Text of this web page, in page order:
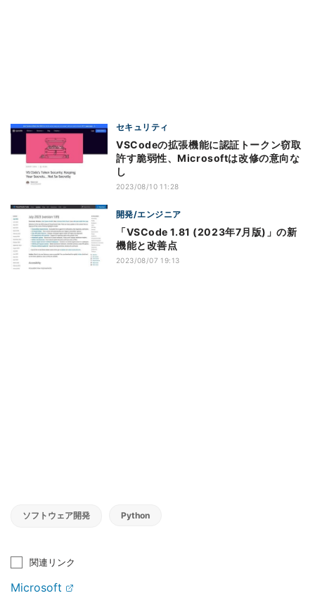
セキュリティ
VSCodeの拡張機能に認証トークン窃取
許す脆弱性、Microsoftは改修の意向な
し
2023/08/10 11:28
開発/エンジニア
「VSCode 1.81 (2023年7月版)」の新
機能と改善点
2023/08/07 19:13
ソフトウェア開発 Python
関連リンク
Microsoft